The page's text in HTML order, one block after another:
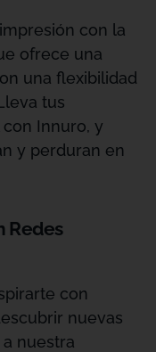
con la
ofrece una
una flexibilidad
tus
Innuro, y
y perduran en
Redes
con
nuevas
nuestra